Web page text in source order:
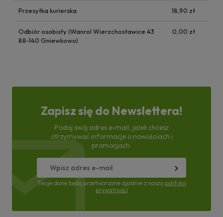
Przesyłka kurierska 18,90 zł
Odbiór osobisty (Wanrol Wierzchosławice 43
88-140 Gniewkowo)
0,00 zł
Zapisz się do Newslettera!
Podaj swój adres e-mail, jeżeli chcesz
otrzymywać informacje o nowościach i
promocjach.
Twoje dane będą przetwarzane zgodnie z naszą polityką
prywatności